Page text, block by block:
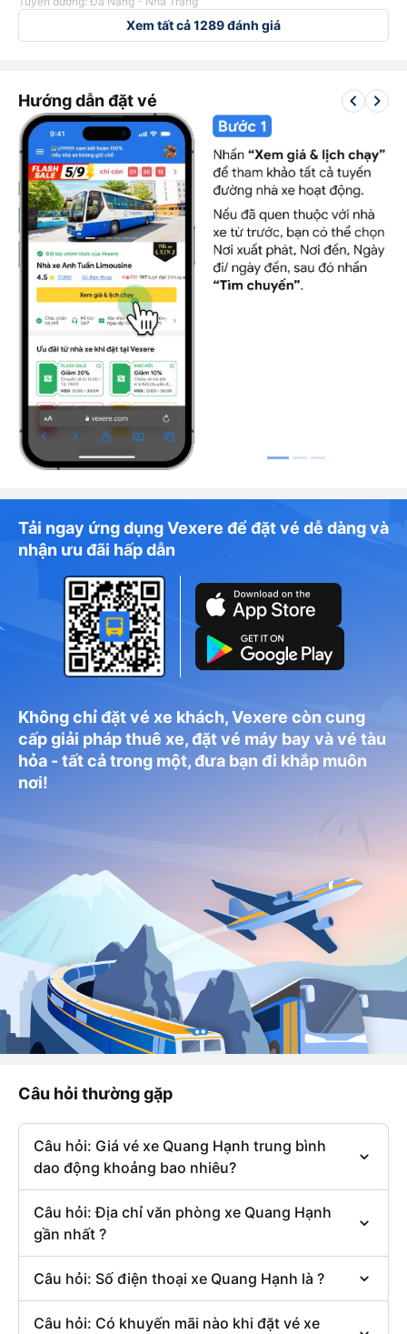
Xem tất cả 1289 đánh giá
Hướng dẫn đặt vé keyboard_arrow_leftkeyboard_arrow_right
Tải ngay ứng dụng Vexere để đặt vé dễ dàng và
nhận ưu đãi hấp dẫn
Không chỉ đặt vé xe khách, Vexere còn cung
cấp giải pháp thuê xe, đặt vé máy bay và vé tàu
hỏa - tất cả trong một, đưa bạn đi khắp muôn
nơi!
Câu hỏi thường gặp
Câu hỏi: Giá vé xe Quang Hạnh trung bình
dao động khoảng bao nhiêu?
Câu hỏi: Địa chỉ văn phòng xe Quang Hạnh
gần nhất ?
Câu hỏi: Số điện thoại xe Quang Hạnh là ?
Câu hỏi: Có khuyến mãi nào khi đặt vé xe